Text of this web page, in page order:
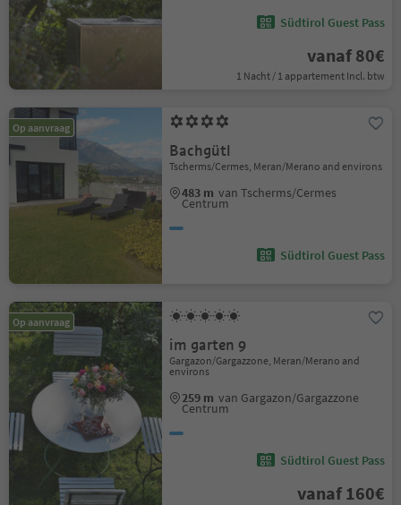
Südtirol Guest Pass
vanaf 80€
1 Nacht / 1 appartement Incl. btw
Op aanvraag
Bachgütl
Tscherms/Cermes, Meran/Merano and environs
483 m van Tscherms/Cermes
Centrum
Südtirol Guest Pass
Op aanvraag
im garten 9
Gargazon/Gargazzone, Meran/Merano and
environs
259 m van Gargazon/Gargazzone
Centrum
Südtirol Guest Pass
vanaf 160€